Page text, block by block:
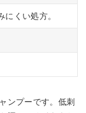
にくい処方。
ンプーです。低刺